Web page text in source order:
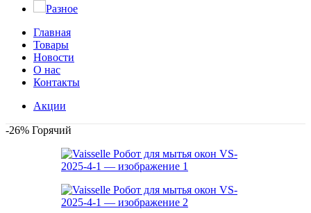
Разное
Главная
Товары
Новости
О нас
Контакты
Акции
-26% Горячий